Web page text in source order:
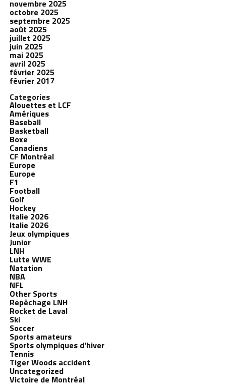
novembre 2025
octobre 2025
septembre 2025
août 2025
juillet 2025
juin 2025
mai 2025
avril 2025
février 2025
février 2017
Categories
Alouettes et LCF
Amériques
Baseball
Basketball
Boxe
Canadiens
CF Montréal
Europe
Europe
F1
Football
Golf
Hockey
Italie 2026
Italie 2026
Jeux olympiques
Junior
LNH
Lutte WWE
Natation
NBA
NFL
Other Sports
Repêchage LNH
Rocket de Laval
Ski
Soccer
Sports amateurs
Sports olympiques d'hiver
Tennis
Tiger Woods accident
Uncategorized
Victoire de Montréal